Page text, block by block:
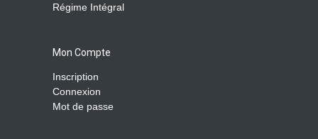
Régime Intégral
Mon Compte
Inscription
Connexion
Mot de passe